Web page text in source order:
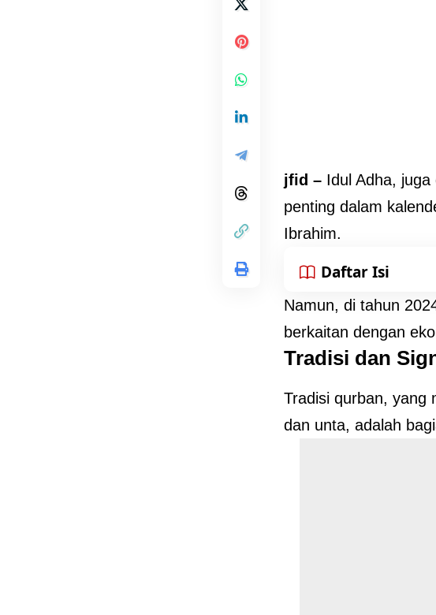
jfid – Idul Adha,
penting dalam
Ibrahim.
Daftar Isi
Namun, di tahun
berkaitan dengan
Tradisi dan
Tradisi qurban, yang
dan unta, adalah